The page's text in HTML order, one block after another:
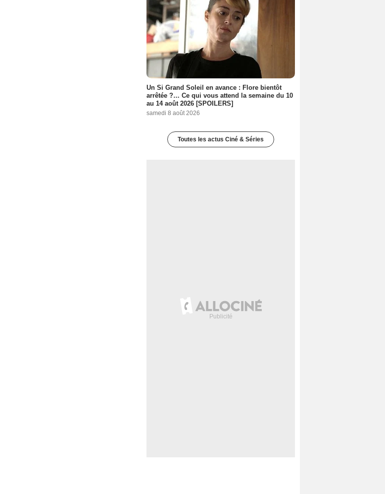
Un Si Grand Soleil en avance : Flore bientôt
arrêtée ?… Ce qui vous attend la semaine du 10
au 14 août 2026 [SPOILERS]
samedi 8 août 2026
Toutes les actus Ciné & Séries